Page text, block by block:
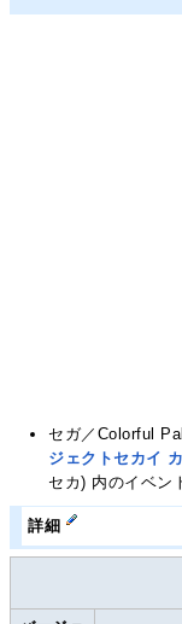
セガ／Colorful
ジェクトセカイ
セカ) 内のイベン
詳細